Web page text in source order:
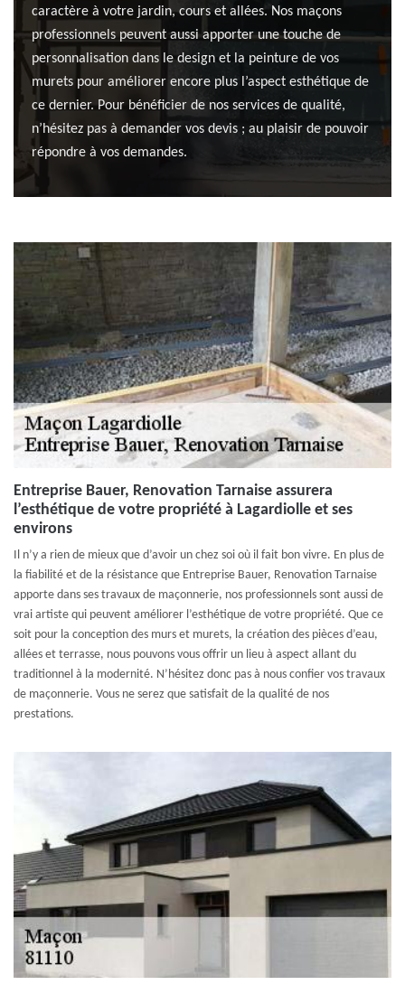
caractère à votre jardin, cours et allées. Nos maçons
professionnels peuvent aussi apporter une touche de
personnalisation dans le design et la peinture de vos
murets pour améliorer encore plus l’aspect esthétique de
ce dernier. Pour bénéficier de nos services de qualité,
n’hésitez pas à demander vos devis ; au plaisir de pouvoir
répondre à vos demandes.
Entreprise Bauer, Renovation Tarnaise assurera
l’esthétique de votre propriété à Lagardiolle et ses
environs
Il n’y a rien de mieux que d’avoir un chez soi où il fait bon vivre. En plus de
la fiabilité et de la résistance que Entreprise Bauer, Renovation Tarnaise
apporte dans ses travaux de maçonnerie, nos professionnels sont aussi de
vrai artiste qui peuvent améliorer l’esthétique de votre propriété. Que ce
soit pour la conception des murs et murets, la création des pièces d’eau,
allées et terrasse, nous pouvons vous offrir un lieu à aspect allant du
traditionnel à la modernité. N’hésitez donc pas à nous confier vos travaux
de maçonnerie. Vous ne serez que satisfait de la qualité de nos
prestations.